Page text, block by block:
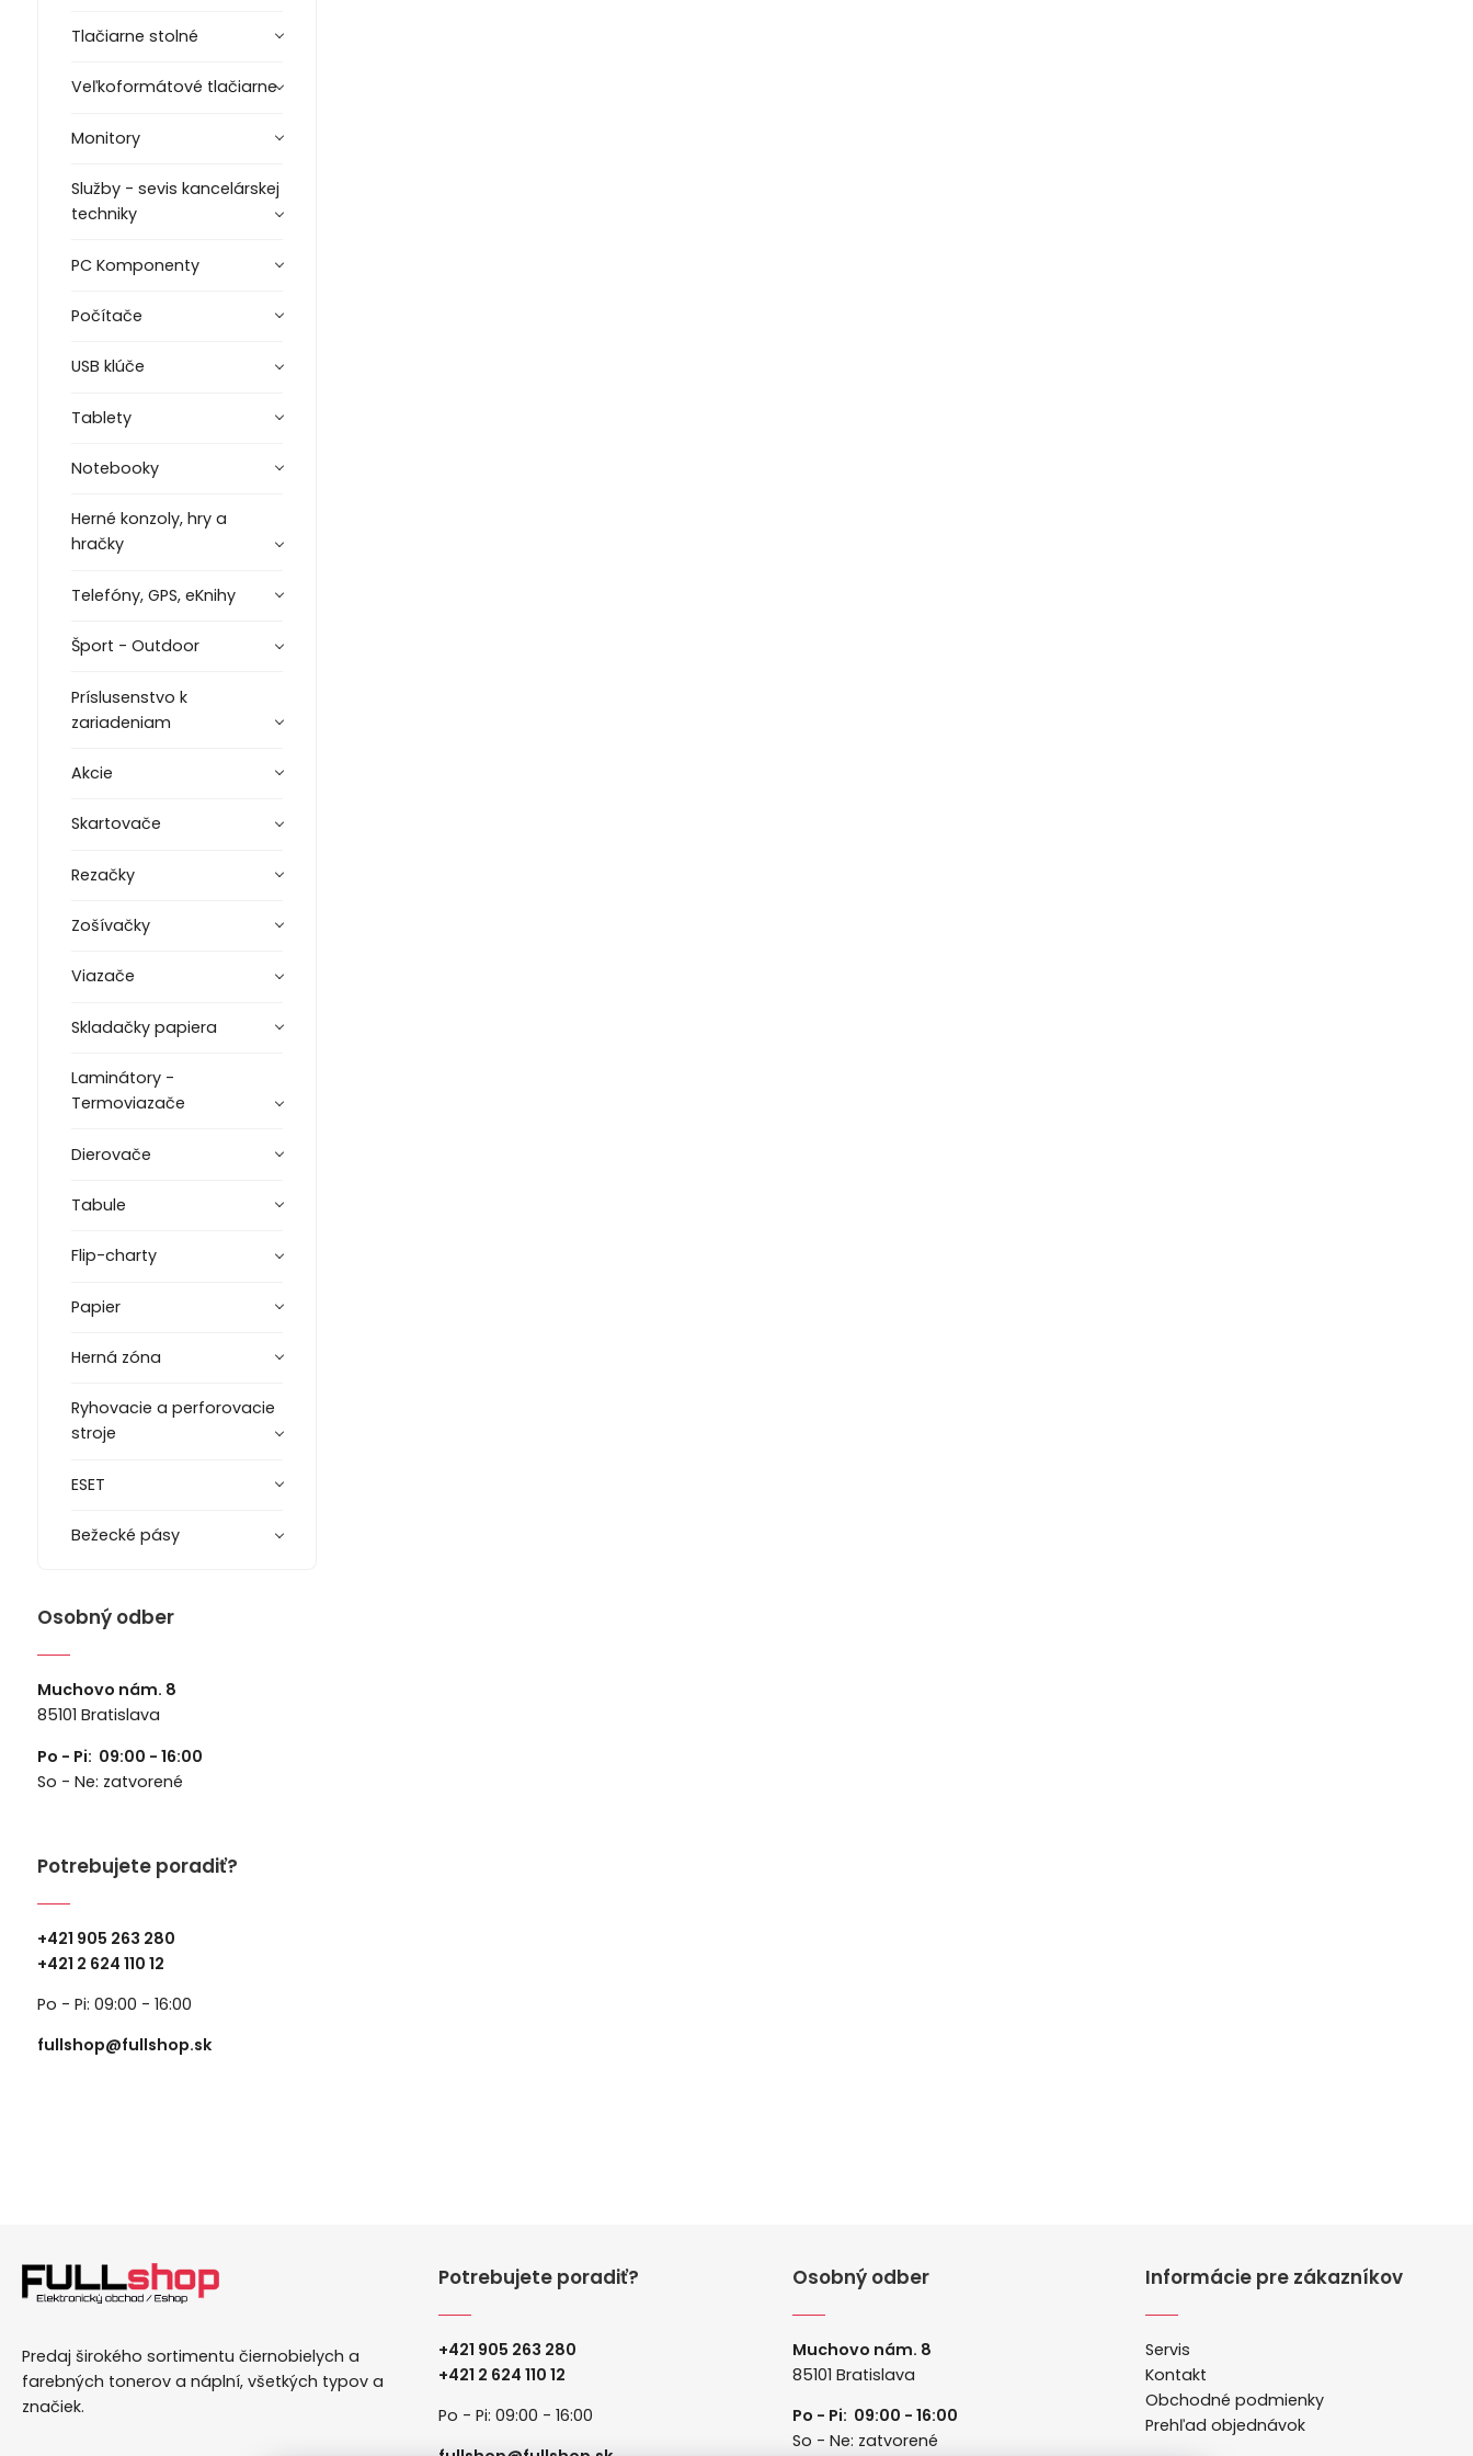
Tlačiarne stolné
Veľkoformátové tlačiarne
Monitory
Služby - sevis kancelárskej
techniky
PC Komponenty
Počítače
USB klúče
Tablety
Notebooky
Herné konzoly, hry a
hračky
Telefóny, GPS, eKnihy
Šport - Outdoor
Príslusenstvo k
zariadeniam
Akcie
Skartovače
Rezačky
Zošívačky
Viazače
Skladačky papiera
Laminátory -
Termoviazače
Dierovače
Tabule
Flip-charty
Papier
Herná zóna
Ryhovacie a perforovacie
stroje
ESET
Bežecké pásy
Osobný odber
Muchovo nám. 8
85101 Bratislava
Po - Pi: 09:00 - 16:00
So - Ne: zatvorené
Potrebujete poradiť?
+421 905 263 280
+421 2 624 110 12
Po - Pi: 09:00 - 16:00
fullshop@fullshop.sk
Predaj širokého sortimentu čiernobielych a
farebných tonerov a náplní, všetkých typov a
značiek.
Potrebujete poradiť?
+421 905 263 280
+421 2 624 110 12
Po - Pi: 09:00 - 16:00
Osobný odber
Muchovo nám. 8
85101 Bratislava
Po - Pi: 09:00 - 16:00
So - Ne: zatvorené
Informácie pre zákazníkov
Servis
Kontakt
Obchodné podmienky
Prehľad objednávok